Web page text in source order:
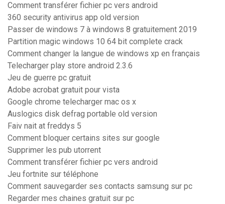
Comment transférer fichier pc vers android
360 security antivirus app old version
Passer de windows 7 à windows 8 gratuitement 2019
Partition magic windows 10 64 bit complete crack
Comment changer la langue de windows xp en français
Telecharger play store android 2.3.6
Jeu de guerre pc gratuit
Adobe acrobat gratuit pour vista
Google chrome telecharger mac os x
Auslogics disk defrag portable old version
Faiv nait at freddys 5
Comment bloquer certains sites sur google
Supprimer les pub utorrent
Comment transférer fichier pc vers android
Jeu fortnite sur téléphone
Comment sauvegarder ses contacts samsung sur pc
Regarder mes chaines gratuit sur pc